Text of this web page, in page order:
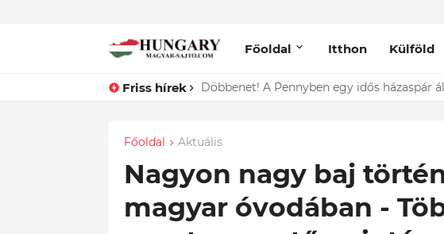
Főoldal Itthon Külföld
Friss hírek Lefotózták Oláh Ibolyát, amint épp vele
Főoldal Aktuális
Nagyon nagy baj
magyar óvodában -